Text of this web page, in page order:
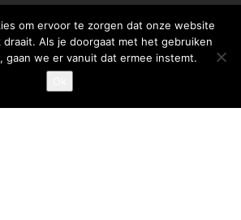
JE SMULSCORE
2)
om ervoor te zorgen dat onze website
draait. Als je doorgaat met het gebruiken
gaan we er vanuit dat ermee instemt.